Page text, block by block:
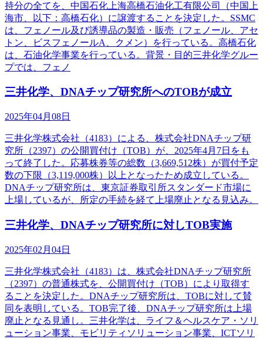
持分の全てを、中国石化上海高橋石油化工有限公司（中国上
海市、以下：高橋石化）に譲渡することを決定した。SSMC
は、フェノール及び誘導品の製造・販売（フェノール、アセ
トン、ビスフェノールA、クメン）を行っている。高橋石化
は、石油化学事業を行っている。背景・目的三井化学グルー
プでは、フェノ
三井化学、DNAチップ研究所へのTOBが成立
2025年04月08日
三井化学株式会社（4183）による、株式会社DNAチップ研
究所（2397）の公開買付け（TOB）が、2025年4月7日をも
って終了した。応募株券等の総数（3,669,512株）が買付予定
数の下限（3,119,000株）以上となったため成立している。
DNAチップ研究所は、東京証券取引所スタンダード市場に
上場しているが、所定の手続を経て上場廃止となる見込み。
三井化学、DNAチップ研究所に対しTOB実施
2025年02月04日
三井化学株式会社（4183）は、株式会社DNAチップ研究所
（2397）の普通株式を、公開買付け（TOB）により取得す
ることを決定した。DNAチップ研究所は、TOBに対して賛
同を表明している。TOB完了後、DNAチップ研究所は上場
廃止となる見通し。三井化学は、ライフ＆ヘルスケア・ソリ
ューション事業、モビリティソリューション事業、ICTソリ